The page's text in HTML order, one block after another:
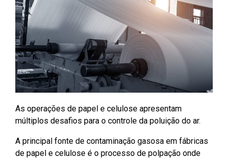
As operações de papel e celulose apresentam
múltiplos desafios para o controle da poluição do ar.
A principal fonte de contaminação gasosa em fábricas
de papel e celulose é o processo de polpação onde